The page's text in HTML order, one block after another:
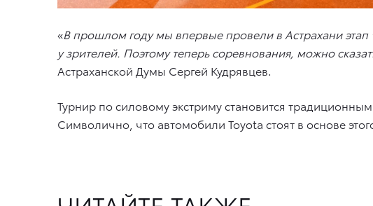
«В прошлом году мы впервые провели в Астрахани
у зрителей. Поэтому теперь соревнования, можно
Астраханской Думы Сергей Кудрявцев.
Турнир по силовому экстриму становится
Символично, что автомобили Toyota стоят в основе